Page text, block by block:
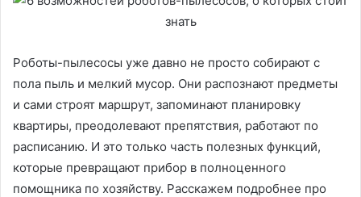
Роботы-пылесосы уже давно не просто собирают с
пола пыль и мелкий мусор. Они распознают предметы
и сами строят маршрут, запоминают планировку
квартиры, преодолевают препятствия, работают по
расписанию. И это только часть полезных функций,
которые превращают прибор в полноценного
помощника по хозяйству. Расскажем подробнее про